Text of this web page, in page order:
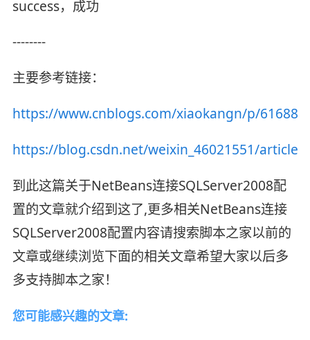
success，成功
--------
主要参考链接：
https://www.cnblogs.com/xiaokangn/p/
https://blog.csdn.net/weixin_46021551/article/
到此这篇关于NetBeans连接SQLServer2008配
置的文章就介绍到这了,更多相关NetBeans连接
SQLServer2008配置内容请搜索脚本之家以前的
文章或继续浏览下面的相关文章希望大家以后多
多支持脚本之家！
您可能感兴趣的文章: